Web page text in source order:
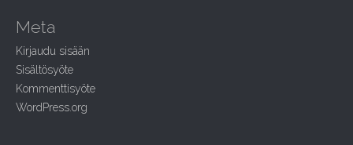
Meta
Kirjaudu sisään
Sisältösyöte
Kommenttisyöte
WordPress.org